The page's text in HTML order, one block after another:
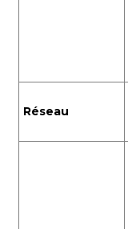
Réseau